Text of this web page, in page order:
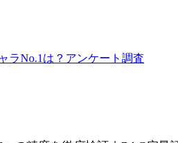
ラNo.1は？アンケート調査